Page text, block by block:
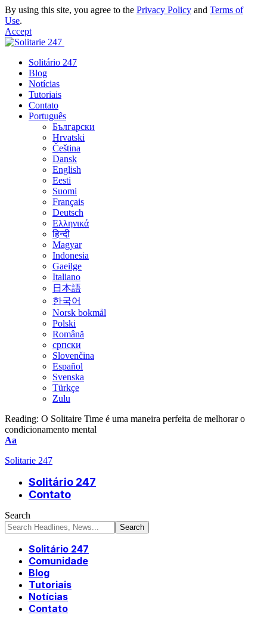
By using this site, you agree to the Privacy Policy and Terms of
Use.
Accept
Solitário 247
Blog
Notícias
Tutoriais
Contato
Português
Български
Hrvatski
Čeština
Dansk
English
Eesti
Suomi
Français
Deutsch
Ελληνικά
हिन्दी
Magyar
Indonesia
Gaeilge
Italiano
日本語
한국어
Norsk bokmål
Polski
Română
српски
Slovenčina
Español
Svenska
Türkçe
Zulu
Reading: O Solitaire Time é uma maneira perfeita de melhorar o
condicionamento mental
Font
Aa
Solitarie 247
Solitário 247
Contato
Search
Solitário 247
Comunidade
Blog
Tutoriais
Notícias
Contato